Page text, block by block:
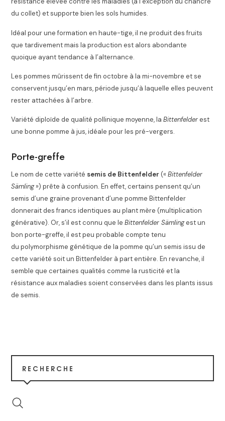
du collet) et supporte bien les sols humides.
Idéal pour une formation en haute-tige, il ne produit des fruits
que tardivement mais la production est alors abondante
quoique ayant tendance à l’alternance.
Les pommes mûrissent de fin octobre à la mi-novembre et se
conservent jusqu’en mars, période jusqu’à laquelle elles peuvent
rester attachées à l’arbre.
Variété diploïde de qualité pollinique moyenne, laBittenfelderest
une bonne pomme à jus, idéale pour les pré-vergers.
Porte-greffe
Le nom de cette variété semis de Bittenfelder («Bittenfelder
Sämling») prête à confusion. En effet, certains pensent qu’un
semis d’une graine provenant d’une pomme Bittenfelder
donnerait des francs identiques au plant mère (multiplication
générative). Or, s’il est connu que leBittenfelder Sämlingest un
bon porte-greffe, il est peu probable compte tenu
du polymorphisme génétique de la pomme qu’un semis issu de
cette variété soit un Bittenfelder à part entière.En revanche, il
semble que certaines qualités comme la rusticité et la
résistance aux maladies soient conservées dans les plants issus
de semis.
RECHERCHE